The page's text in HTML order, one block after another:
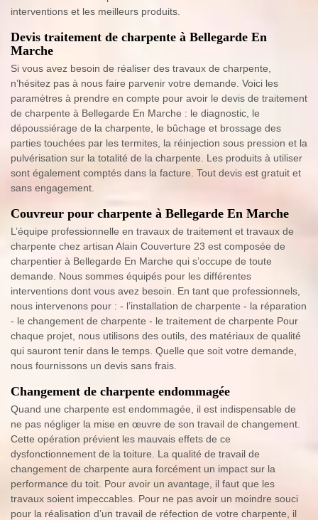
interventions et les meilleurs produits.
Devis traitement de charpente à Bellegarde En
Marche
Si vous avez besoin de réaliser des travaux de charpente,
n’hésitez pas à nous faire parvenir votre demande. Voici les
paramètres à prendre en compte pour avoir le devis de traitement
de charpente à Bellegarde En Marche : le diagnostic, le
dépoussiérage de la charpente, le bûchage et brossage des
parties touchées par les termites, la réinjection sous pression et la
pulvérisation sur la totalité de la charpente. Les produits à utiliser
sont également comptés dans la facture. Tout devis est gratuit et
sans engagement.
Couvreur pour charpente à Bellegarde En Marche
L’équipe professionnelle en travaux de traitement et travaux de
charpente chez artisan Alain Couverture 23 est composée de
charpentier à Bellegarde En Marche qui s’occupe de toute
demande. Nous sommes équipés pour les différentes
interventions dont vous avez besoin. En tant que professionnels,
nous intervenons pour : - l’installation de charpente - la réparation
- le changement de charpente - le traitement de charpente Pour
chaque projet, nous utilisons des outils, des matériaux de qualité
qui sauront tenir dans le temps. Quelle que soit votre demande,
nous fournissons un devis sans frais.
Changement de charpente endommagée
Quand une charpente est endommagée, il est indispensable de
ne pas négliger la mise en œuvre de son travail de changement.
Cette opération prévient les mauvais effets de ce
dysfonctionnement de la toiture. La qualité de travail de
changement de charpente aura forcément un impact sur la
performance du toit. Pour avoir un avantage, il faut que les
travaux soient impeccables. Pour ne pas avoir un moindre souci
pour la réalisation d’un travail de réfection de votre charpente, il